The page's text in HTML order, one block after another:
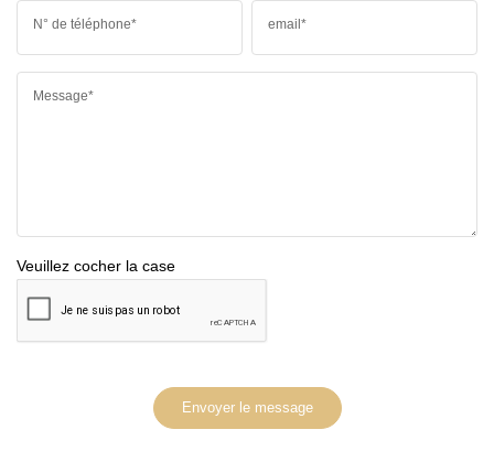
N° de téléphone* email*
Message*
Veuillez cocher la case
Envoyer le message